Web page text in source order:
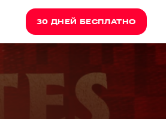
30 ДНЕЙ БЕСПЛАТНО